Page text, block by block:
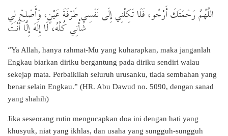
اللَّهُمَّ رَحْمَتَكَ أَرْجُو، فَلَا تَكِلْنِي إِلَى نَفْسِي طَرْفَةَ عَيْنٍ، وَأَصْلِحْ لِي
شَأْنِي كُلَّهُ، لَا إِلَهَ إِلَّا أَنْتَ
“Ya Allah, hanya rahmat-Mu yang kuharapkan, maka janganlah
Engkau biarkan diriku bergantung pada diriku sendiri walau
sekejap mata. Perbaikilah seluruh urusanku, tiada sembahan yang
benar selain Engkau.” (HR. Abu Dawud no. 5090, dengan sanad
yang shahih)
Jika seseorang rutin mengucapkan doa ini dengan hati yang
khusyuk, niat yang ikhlas, dan usaha yang sungguh-sungguh